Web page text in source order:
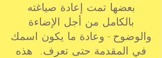
بعضها تمت إعادة صياغته
بالكامل من أجل الإضاءة
والوضوح - وعادة ما يكون اسمك
في المقدمة حتى تعرف. هذه